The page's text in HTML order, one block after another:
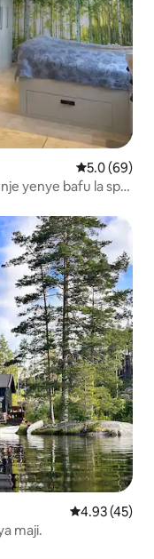
Ukadiriaji
5.0 (69)
yenye bafu la spa
Ukadiriaji wa
4.93 (45)
maji.